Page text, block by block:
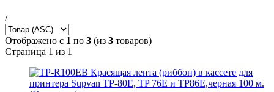
/
Отображено с 1 по 3 (из 3 товаров)
Страница 1 из 1